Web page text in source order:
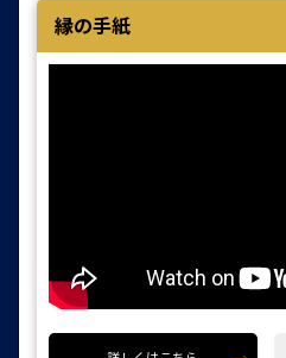
縁の手紙